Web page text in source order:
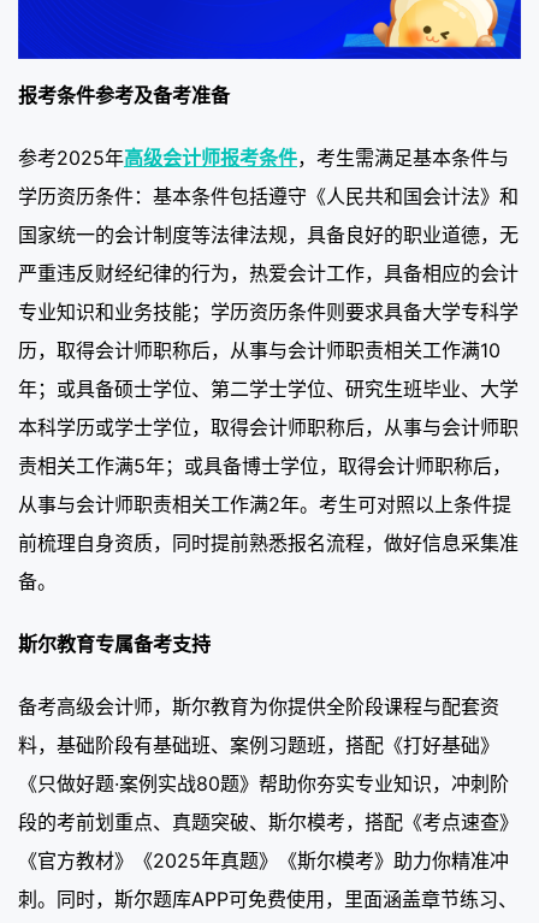
报考条件参考及备考准备
参考2025年高级会计师报考条件，考生需满足基本条件与
学历资历条件：基本条件包括遵守《人民共和国会计法》和
国家统一的会计制度等法律法规，具备良好的职业道德，无
严重违反财经纪律的行为，热爱会计工作，具备相应的会计
专业知识和业务技能；学历资历条件则要求具备大学专科学
历，取得会计师职称后，从事与会计师职责相关工作满10
年；或具备硕士学位、第二学士学位、研究生班毕业、大学
本科学历或学士学位，取得会计师职称后，从事与会计师职
责相关工作满5年；或具备博士学位，取得会计师职称后，
从事与会计师职责相关工作满2年。考生可对照以上条件提
前梳理自身资质，同时提前熟悉报名流程，做好信息采集准
备。
斯尔教育专属备考支持
备考高级会计师，斯尔教育为你提供全阶段课程与配套资
料，基础阶段有基础班、案例习题班，搭配《打好基础》
《只做好题·案例实战80题》帮助你夯实专业知识，冲刺阶
段的考前划重点、真题突破、斯尔模考，搭配《考点速查》
《官方教材》《2025年真题》《斯尔模考》助力你精准冲
刺。同时，斯尔题库APP可免费使用，里面涵盖章节练习、